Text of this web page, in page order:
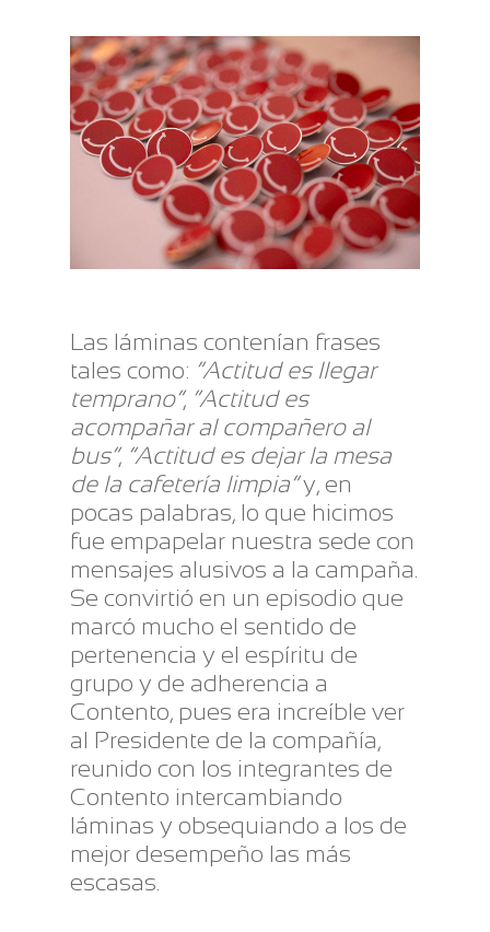
Las láminas contenían frases
tales como: “Actitud es llegar
temprano”, “Actitud es
acompañar al compañero al
bus”, “Actitud es dejar la mesa
de la cafetería limpia”y, en
pocas palabras, lo que hicimos
fue empapelar nuestra sede con
mensajes alusivos a la campaña.
Se convirtió en un episodio que
marcó mucho el sentido de
pertenencia y el espíritu de
grupo y de adherencia a
Contento, pues era increíble ver
al Presidente de la compañía,
reunido con los integrantes de
Contento intercambiando
láminas y obsequiando a los de
mejor desempeño las más
escasas.